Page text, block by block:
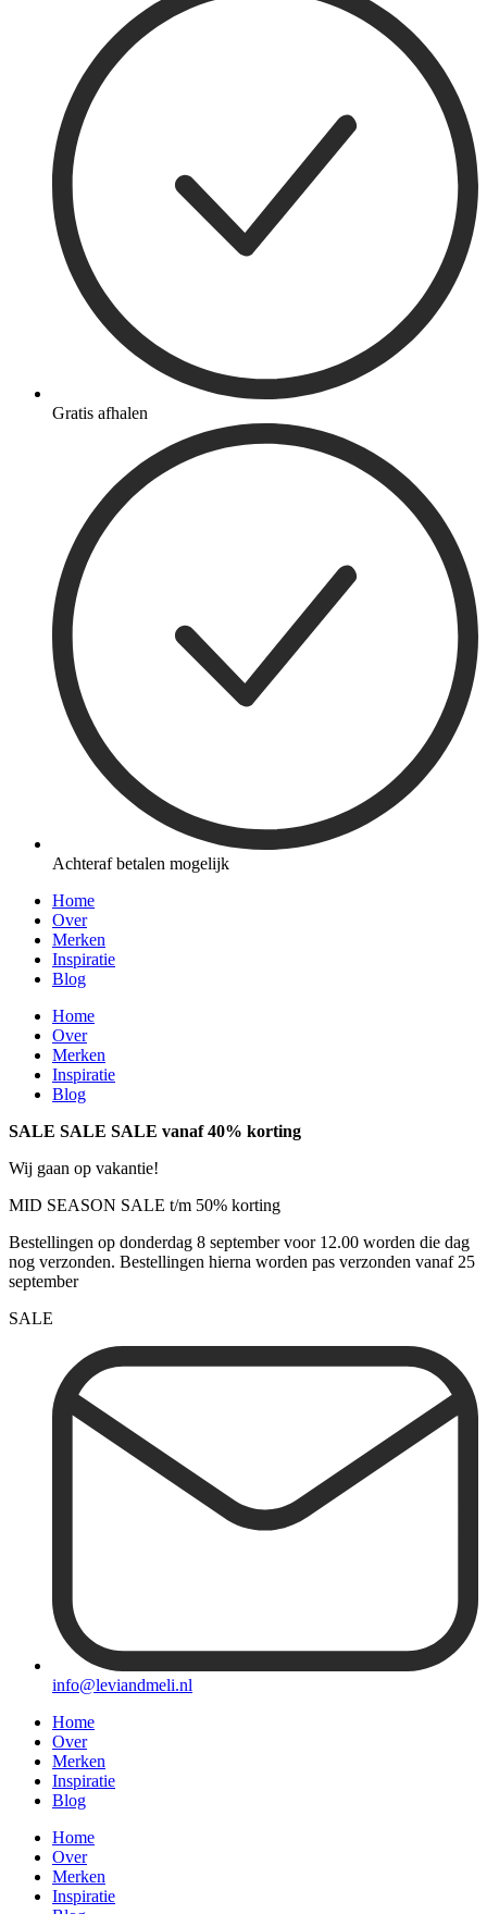
Gratis afhalen
Achteraf betalen mogelijk
Home
Over
Merken
Inspiratie
Blog
Home
Over
Merken
Inspiratie
Blog
SALE SALE SALE vanaf 40% korting
Wij gaan op vakantie!
MID SEASON SALE t/m 50% korting
Bestellingen op donderdag 8 september voor 12.00 worden die dag
nog verzonden. Bestellingen hierna worden pas verzonden vanaf 25
september
SALE
info@leviandmeli.nl
Home
Over
Merken
Inspiratie
Blog
Home
Over
Merken
Inspiratie